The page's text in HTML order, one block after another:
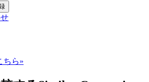
ちら»